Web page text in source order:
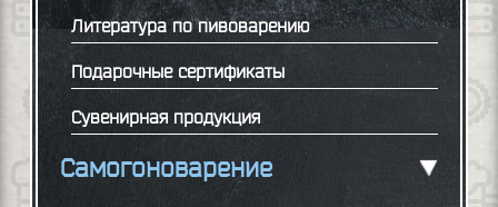
Литература по пивоварению
Подарочные сертификаты
Сувенирная продукция
Самогоноварение